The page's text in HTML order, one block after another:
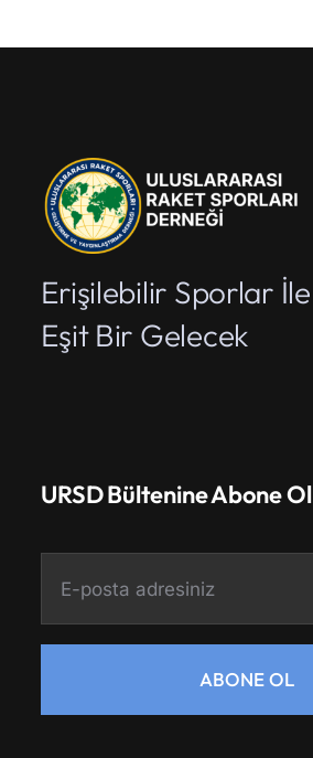
Erişilebilir Sporlar İle
Eşit Bir Gelecek
URSD Bültenine Abone Ol
ABONE OL